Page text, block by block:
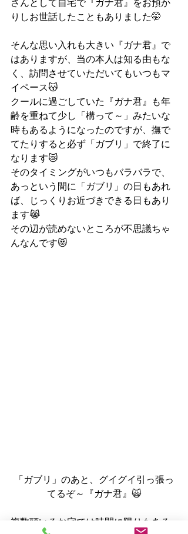
さんとして自宅で『ガナ君』をお預か
りしお世話したこともありました🤭
そんな思い入れも大きい『ガナ君』で
はありますが、当の本人は知る由もな
く、訪問させていただいてもいつもマ
イペース😽
クールに過ごしていた『ガナ君』も年
齢を重ねて少し「構って～」みたいな
時もあるようになったのですが、撫で
てたりすると必ず「ガブリ」で終了に
なります😿
そのタイミングがいつもバラバラで、
あっという間に「ガブリ」の日もあれ
ば、じっくりお近づきできる日もあり
ます😹
その辺が読めないところが不思議ちゃ
んなんです😻
「ガブリ」のあと、グイグイ引っ張っ
てるぞ～『ガナ君』🙀
複数頭いるお宅では時間に限りもある